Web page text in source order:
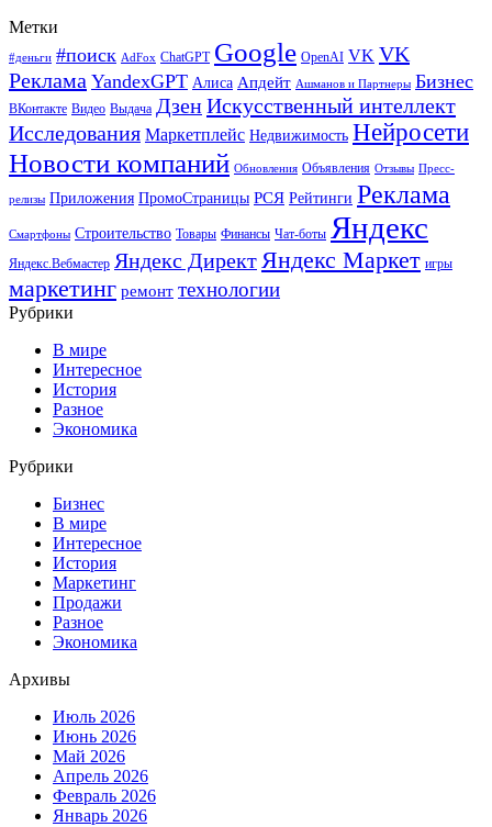
Метки
#деньги #поиск AdFox ChatGPT Google OpenAI VK VK
Реклама YandexGPT Алиса Апдейт Ашманов и Партнеры Бизнес
ВКонтакте Видео Выдача ДзенИскусственный интеллект
Исследования Маркетплейс Недвижимость Нейросети
Новости компаний Обновления Объявления Отзывы Пресс-
релизы Приложения ПромоСтраницы РСЯ Рейтинги Реклама
Смартфоны Строительство Товары Финансы Чат-боты Яндекс
Яндекс.Вебмастер Яндекс Директ Яндекс Маркет игры
маркетинг ремонт технологии
Рубрики
В мире
Интересное
История
Разное
Экономика
Рубрики
Бизнес
В мире
Интересное
История
Маркетинг
Продажи
Разное
Экономика
Архивы
Июль 2026
Июнь 2026
Май 2026
Апрель 2026
Февраль 2026
Январь 2026